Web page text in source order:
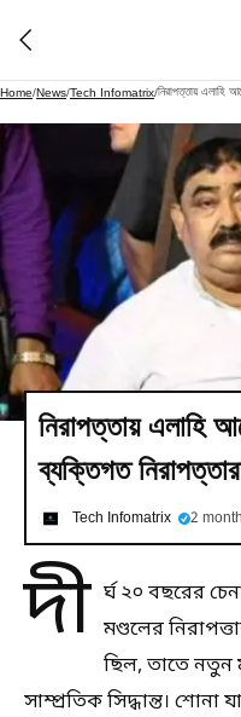
Home/News/Tech Infomatrix/নিরাপত্তায় এলাহি
নিরাপত্তায় এলাহি
ব্যক্তিগত
Tech Infomatrix 2
দী র্ঘ ২০ বছরের
মণ্ডলের
ছিল, তাতে নতুন
সাম্প্রতিক সিদ্ধান্ত। শোনা